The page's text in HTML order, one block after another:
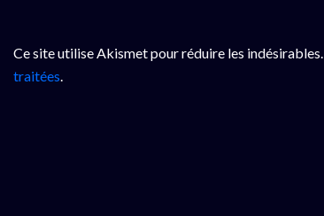
Ce site utilise Akismet pour réduire les indésirables.
traitées.